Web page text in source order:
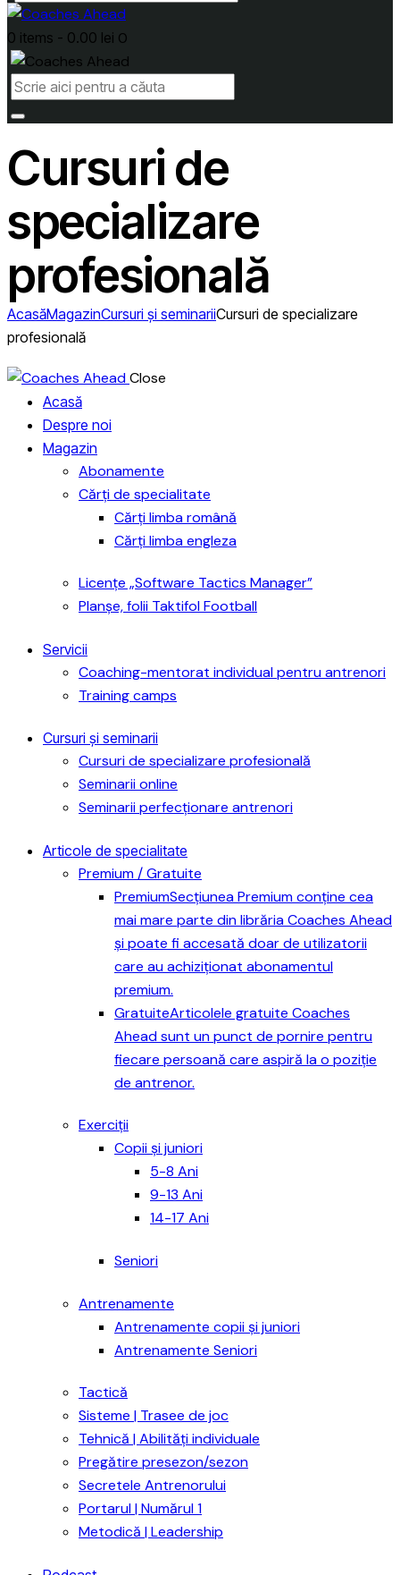
0 items - 0.00 lei 0
Cursuri de
specializare
profesională
AcasăMagazinCursuri și seminariiCursuri de specializare
profesională
Close
Acasă
Despre noi
Magazin
Abonamente
Cărți de specialitate
Cărți limba română
Cărți limba engleza
Licențe „Software Tactics Manager”
Planșe, folii Taktifol Football
Servicii
Coaching-mentorat individual pentru antrenori
Training camps
Cursuri și seminarii
Cursuri de specializare profesională
Seminarii online
Seminarii perfecționare antrenori
Articole de specialitate
Premium / Gratuite
PremiumSecțiunea Premium conține cea
mai mare parte din librăria Coaches Ahead
și poate fi accesată doar de utilizatorii
care au achiziționat abonamentul
premium.
GratuiteArticolele gratuite Coaches
Ahead sunt un punct de pornire pentru
fiecare persoană care aspiră la o poziție
de antrenor.
Exerciții
Copii și juniori
5-8 Ani
9-13 Ani
14-17 Ani
Seniori
Antrenamente
Antrenamente copii și juniori
Antrenamente Seniori
Tactică
Sisteme | Trasee de joc
Tehnică | Abilități individuale
Pregătire presezon/sezon
Secretele Antrenorului
Portarul | Numărul 1
Metodică | Leadership